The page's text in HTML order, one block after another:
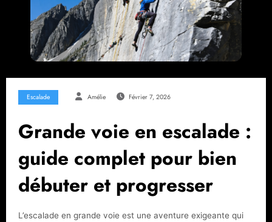
Escalade Amélie Février 7, 2026
Grande voie en escalade :
guide complet pour bien
débuter et progresser
L’escalade en grande voie est une aventure exigeante qui